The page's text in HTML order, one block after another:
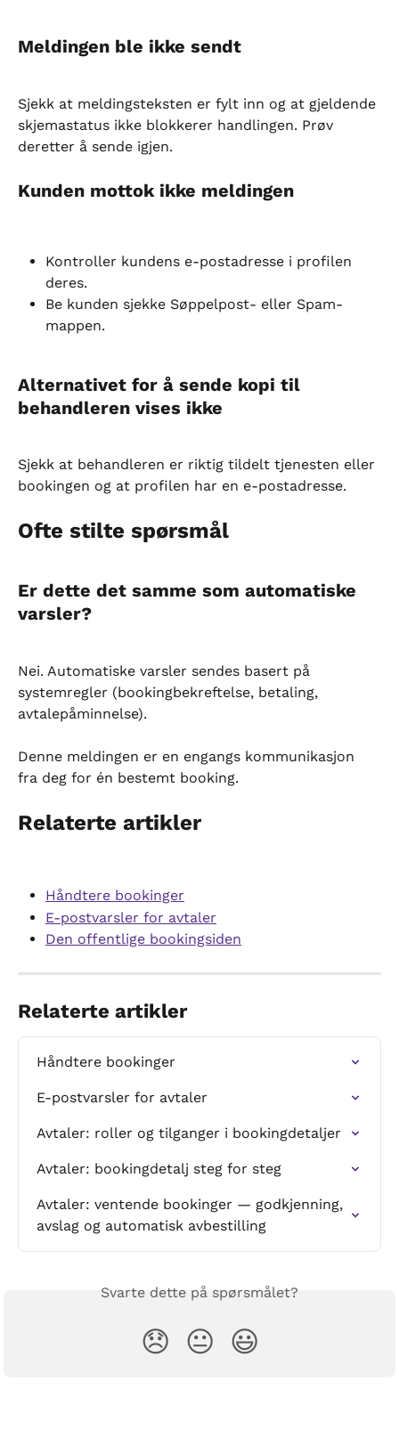
Meldingen ble ikke sendt
Sjekk at meldingsteksten er fylt inn og at gjeldende
skjemastatus ikke blokkerer handlingen. Prøv
deretter å sende igjen.
Kunden mottok ikke meldingen
Kontroller kundens e-postadresse i profilen
deres.
Be kunden sjekke Søppelpost- eller Spam-
mappen.
Alternativet for å sende kopi til
behandleren vises ikke
Sjekk at behandleren er riktig tildelt tjenesten eller
bookingen og at profilen har en e-postadresse.
Ofte stilte spørsmål
Er dette det samme som automatiske
varsler?
Nei. Automatiske varsler sendes basert på
systemregler (bookingbekreftelse, betaling,
avtalepåminnelse).
Denne meldingen er en engangs kommunikasjon
fra deg for én bestemt booking.
Relaterte artikler
Håndtere bookinger
E-postvarsler for avtaler
Den offentlige bookingsiden
Relaterte artikler
Håndtere bookinger
E-postvarsler for avtaler
Avtaler: roller og tilganger i bookingdetaljer
Avtaler: bookingdetalj steg for steg
Avtaler: ventende bookinger — godkjenning,
avslag og automatisk avbestilling
Svarte dette på spørsmålet?
😞 😐 😃